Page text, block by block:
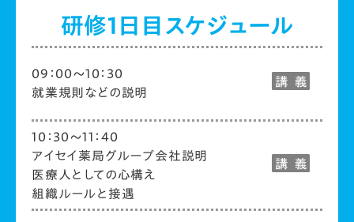
研修1日目スケジュール
09：00～10：30
就業規則などの説明
10：30～11：40
アイセイ薬局グループ会社説明
医療人としての心構え
組織ルールと接遇